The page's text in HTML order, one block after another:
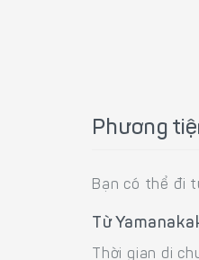
Phương
Bạn có thể đi
Từ
Thời gian di